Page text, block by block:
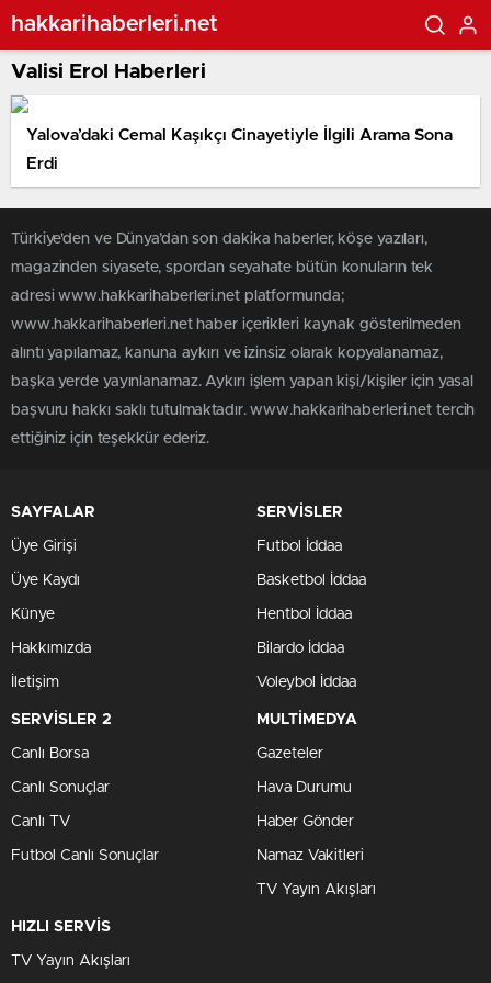
hakkarihaberleri.net
Valisi Erol Haberleri
Yalova’daki Cemal Kaşıkçı Cinayetiyle İlgili Arama Sona
Erdi
Türkiye'den ve Dünya’dan son dakika haberler, köşe yazıları,
magazinden siyasete, spordan seyahate bütün konuların tek
adresi www.hakkarihaberleri.net platformunda;
www.hakkarihaberleri.net haber içerikleri kaynak gösterilmeden
alıntı yapılamaz, kanuna aykırı ve izinsiz olarak kopyalanamaz,
başka yerde yayınlanamaz. Aykırı işlem yapan kişi/kişiler için yasal
başvuru hakkı saklı tutulmaktadır. www.hakkarihaberleri.net tercih
ettiğiniz için teşekkür ederiz.
SAYFALAR
Üye Girişi
Üye Kaydı
Künye
Hakkımızda
İletişim
SERVİSLER
Futbol İddaa
Basketbol İddaa
Hentbol İddaa
Bilardo İddaa
Voleybol İddaa
SERVİSLER 2
Canlı Borsa
Canlı Sonuçlar
Canlı TV
Futbol Canlı Sonuçlar
MULTİMEDYA
Gazeteler
Hava Durumu
Haber Gönder
Namaz Vakitleri
TV Yayın Akışları
HIZLI SERVİS
TV Yayın Akışları